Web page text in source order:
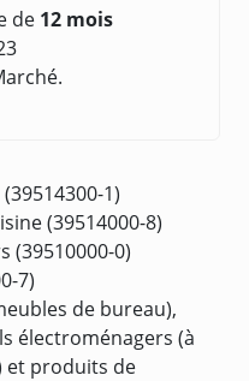
de 12 mois
1)
(39514000-8)
(39510000-0)
7)
de bureau),
électroménagers (à
et produits de